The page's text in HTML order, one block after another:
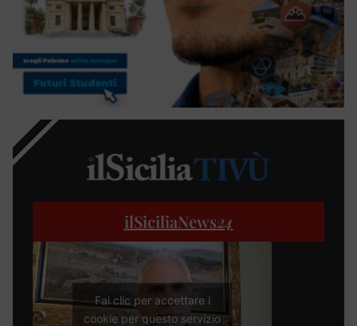
ilSiciliaNews24
Fai clic per accettare i
cookie per questo servizio